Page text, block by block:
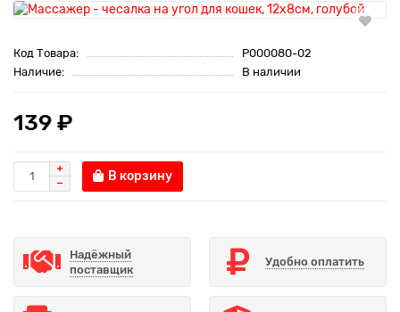
Код Товара:
P000080-02
Наличие:
В наличии
139 ₽
В корзину
Надёжный
поставщик
Удобно оплатить